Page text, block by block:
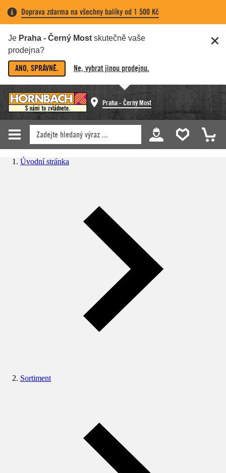
Doprava zdarma na všechny balíky od 1 500 Kč
Je Praha - Černý Most skutečně vaše
prodejna?
ANO, SPRÁVNĚ. Ne, vybrat jinou prodejnu.
Praha - Černý Most
Úvodní stránka
Sortiment